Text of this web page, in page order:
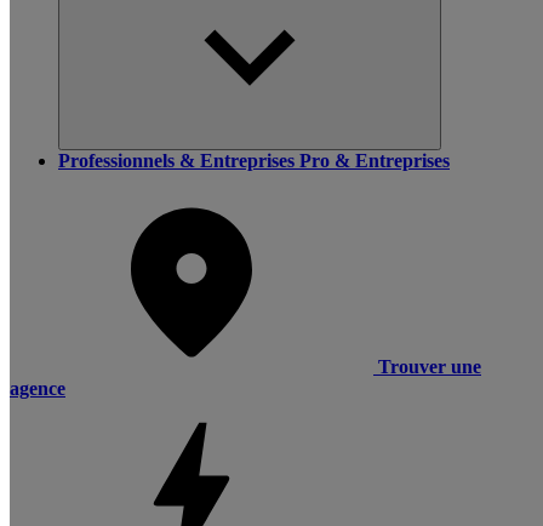
Professionnels & Entreprises Pro & Entreprises
Trouver une
agence